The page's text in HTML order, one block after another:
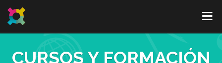
CURSOS Y FORMACIÓN